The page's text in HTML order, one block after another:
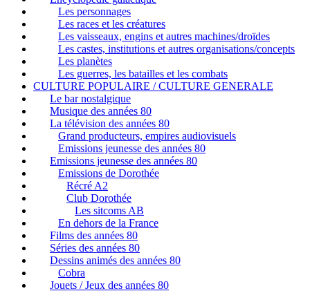
Les personnages
Les races et les créatures
Les vaisseaux, engins et autres machines/droïdes
Les castes, institutions et autres organisations/concepts
Les planètes
Les guerres, les batailles et les combats
CULTURE POPULAIRE / CULTURE GENERALE
Le bar nostalgique
Musique des années 80
La télévision des années 80
Grand producteurs, empires audiovisuels
Emissions jeunesse des années 80
Emissions jeunesse des années 80
Emissions de Dorothée
Récré A2
Club Dorothée
Les sitcoms AB
En dehors de la France
Films des années 80
Séries des années 80
Dessins animés des années 80
Cobra
Jouets / Jeux des années 80